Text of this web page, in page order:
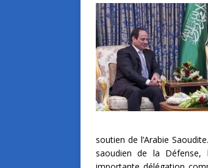
soutien de l’Arabie
saoudien de la Défense,